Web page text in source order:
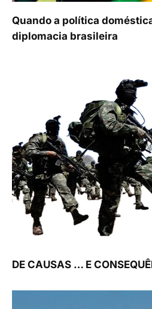
Quando a política
diplomacia brasileira
DE CAUSAS … E